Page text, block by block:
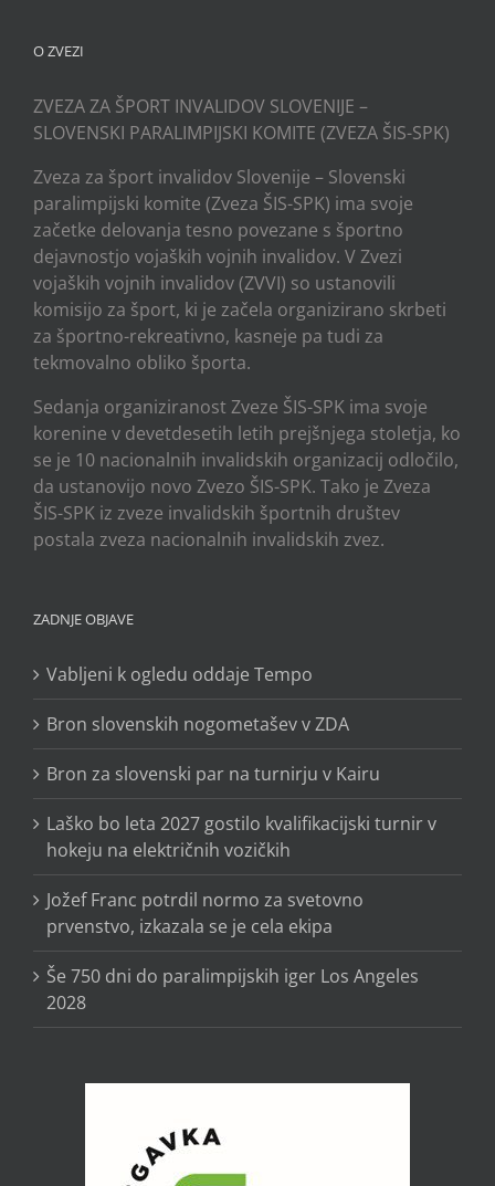
O ZVEZI
ZVEZA ZA ŠPORT INVALIDOV SLOVENIJE –
SLOVENSKI PARALIMPIJSKI KOMITE (ZVEZA ŠIS-SPK)
Zveza za šport invalidov Slovenije – Slovenski
paralimpijski komite (Zveza ŠIS-SPK) ima svoje
začetke delovanja tesno povezane s športno
dejavnostjo vojaških vojnih invalidov. V Zvezi
vojaških vojnih invalidov (ZVVI) so ustanovili
komisijo za šport, ki je začela organizirano skrbeti
za športno-rekreativno, kasneje pa tudi za
tekmovalno obliko športa.
Sedanja organiziranost Zveze ŠIS-SPK ima svoje
korenine v devetdesetih letih prejšnjega stoletja, ko
se je 10 nacionalnih invalidskih organizacij odločilo,
da ustanovijo novo Zvezo ŠIS-SPK. Tako je Zveza
ŠIS-SPK iz zveze invalidskih športnih društev
postala zveza nacionalnih invalidskih zvez.
ZADNJE OBJAVE
Vabljeni k ogledu oddaje Tempo
Bron slovenskih nogometašev v ZDA
Bron za slovenski par na turnirju v Kairu
Laško bo leta 2027 gostilo kvalifikacijski turnir v
hokeju na električnih vozičkih
Jožef Franc potrdil normo za svetovno
prvenstvo, izkazala se je cela ekipa
Še 750 dni do paralimpijskih iger Los Angeles
2028